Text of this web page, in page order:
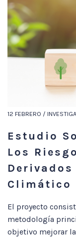
12 FEBRERO /
Estudio
Los
Climático
El proyecto
metodología
objetivo mejorar